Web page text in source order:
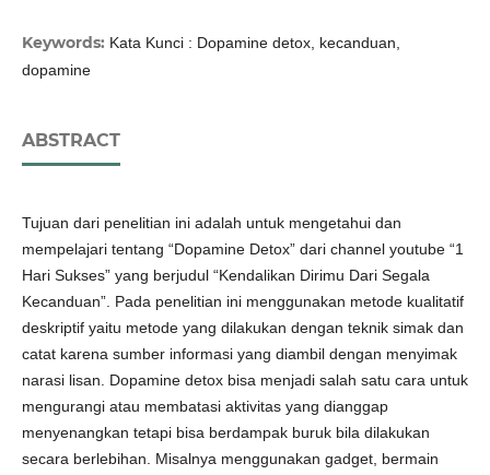
Keywords: Kata Kunci : Dopamine detox, kecanduan,
dopamine
ABSTRACT
Tujuan dari penelitian ini adalah untuk mengetahui dan
mempelajari tentang “Dopamine Detox” dari channel youtube “1
Hari Sukses” yang berjudul “Kendalikan Dirimu Dari Segala
Kecanduan”. Pada penelitian ini menggunakan metode kualitatif
deskriptif yaitu metode yang dilakukan dengan teknik simak dan
catat karena sumber informasi yang diambil dengan menyimak
narasi lisan. Dopamine detox bisa menjadi salah satu cara untuk
mengurangi atau membatasi aktivitas yang dianggap
menyenangkan tetapi bisa berdampak buruk bila dilakukan
secara berlebihan. Misalnya menggunakan gadget, bermain